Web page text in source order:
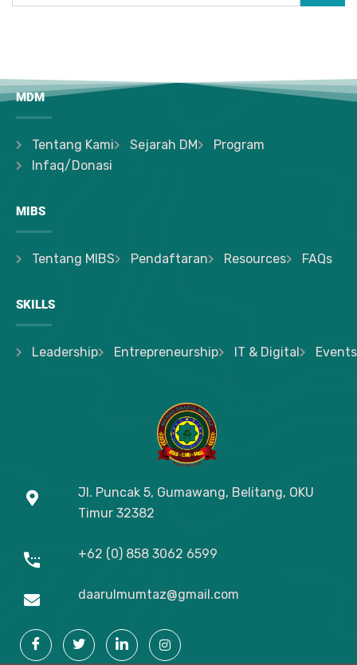
MDM
Tentang Kami Sejarah DM
Program
Infaq/Donasi
MIBS
Tentang MIBS Pendaftaran Resources FAQs
SKILLS
Leadership Entrepreneurship IT & Digital Events
Jl. Puncak 5, Gumawang, Belitang, OKU
Timur 32382
+62 (0) 858 3062 6599
daarulmumtaz@gmail.com